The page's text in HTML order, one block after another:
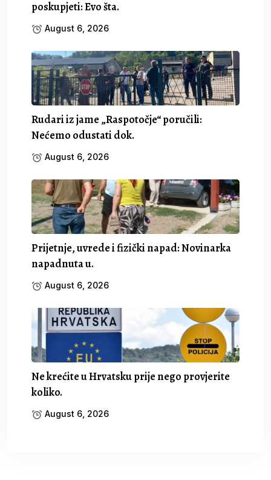
poskupjeti: Evo šta.
August 6, 2026
Rudari iz jame „Raspotočje“ poručili:
Nećemo odustati dok.
August 6, 2026
Prijetnje, uvrede i fizički napad: Novinarka
napadnuta u.
August 6, 2026
Ne krećite u Hrvatsku prije nego provjerite
koliko.
August 6, 2026